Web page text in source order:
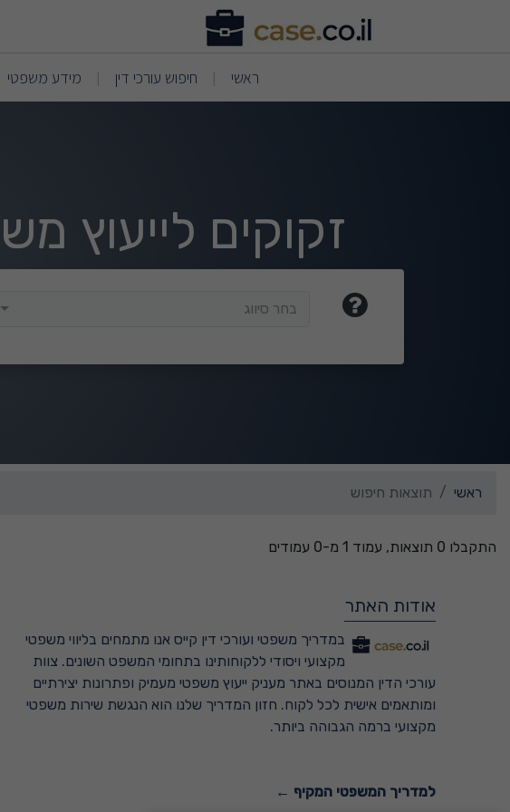
תוצאות חיפוש
ראשי | חיפוש עורכי דין | מידע משפטי
זקוקים לייעוץ
בחר סיווג
ראשי תוצאות חיפוש
התקבלו 0 תוצאות, עמוד 1 מ-0 עמודים
אודות האתר
במדריך משפטי ועורכי דין קייס אנו מתמחים בליווי משפטי
מקצועי ויסודי ללקוחותינו בתחומי המשפט השונים. צוות
עורכי הדין המנוסים באתר מעניק ייעוץ משפטי מעמיק ופתרונות יצירתיים
ומותאמים אישית לכל לקוח. חזון המדריך שלנו הוא הנגשת שירות משפטי
מקצועי ברמה הגבוהה ביותר.
למדריך המשפטי המקיף ←